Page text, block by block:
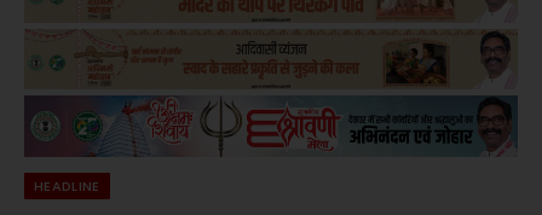
HEADLINE